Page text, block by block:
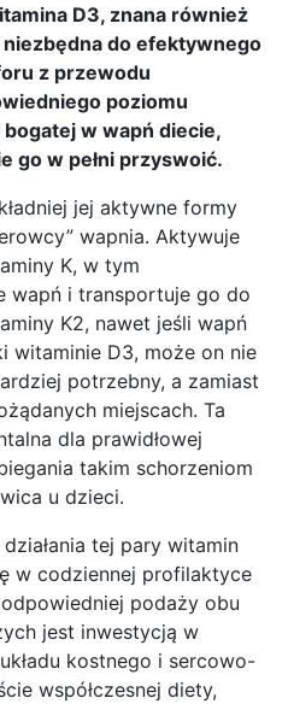
D3, znana również
do efektywnego
z przewodu
poziomu
w wapń diecie,
go w pełni przyswoić.
jej aktywne formy
wapnia. Aktywuje
K, w tym
wapń i transportuje go do
K2, nawet jeśli wapń
witaminie D3, może on nie
potrzebny, a zamiast
miejscach. Ta
dla prawidłowej
takim schorzeniom
u dzieci.
tej pary witamin
w codziennej profilaktyce
podaży obu
jest inwestycją w
kostnego i sercowo-
współczesnej diety,